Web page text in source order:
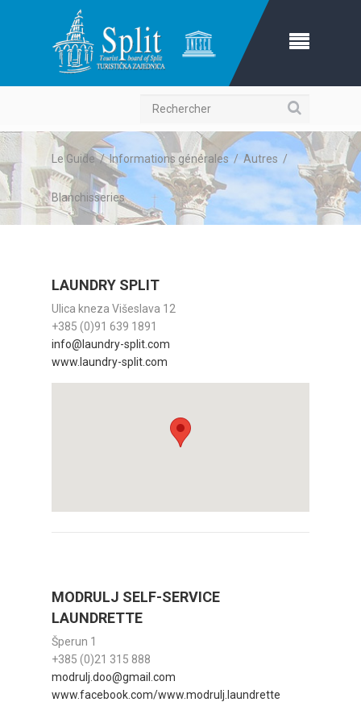
Rechercher
Le Guide/Informations générales/Autres /
Blanchisseries
LAUNDRY SPLIT
Ulica kneza Višeslava 12
+385 (0)91 639 1891
info@laundry-split.com
www.laundry-split.com
MODRULJ SELF-SERVICE
LAUNDRETTE
Šperun 1
+385 (0)21 315 888
modrulj.doo@gmail.com
www.facebook.com/www.modrulj.laundrette